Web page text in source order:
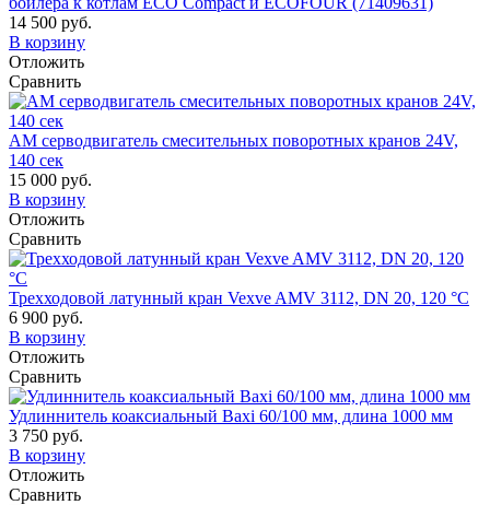
14 500 руб.
В корзину
Отложить
Сравнить
AM серводвигатель смесительных поворотных кранов 24V,
140 сек
15 000 руб.
В корзину
Отложить
Сравнить
Трехходовой латунный кран Vexve AMV 3112, DN 20, 120 °C
6 900 руб.
В корзину
Отложить
Сравнить
Удлиннитель коаксиальный Baxi 60/100 мм, длина 1000 мм
3 750 руб.
В корзину
Отложить
Сравнить